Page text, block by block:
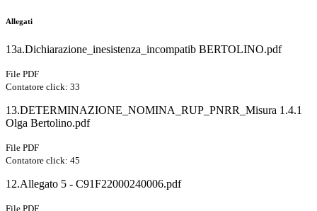
Allegati
13a.Dichiarazione_inesistenza_incompatib BERTOLINO.pdf
File PDF
Contatore click: 33
13.DETERMINAZIONE_NOMINA_RUP_PNRR_Misura 1.4.1
Olga Bertolino.pdf
File PDF
Contatore click: 45
12.Allegato 5 - C91F22000240006.pdf
File PDF